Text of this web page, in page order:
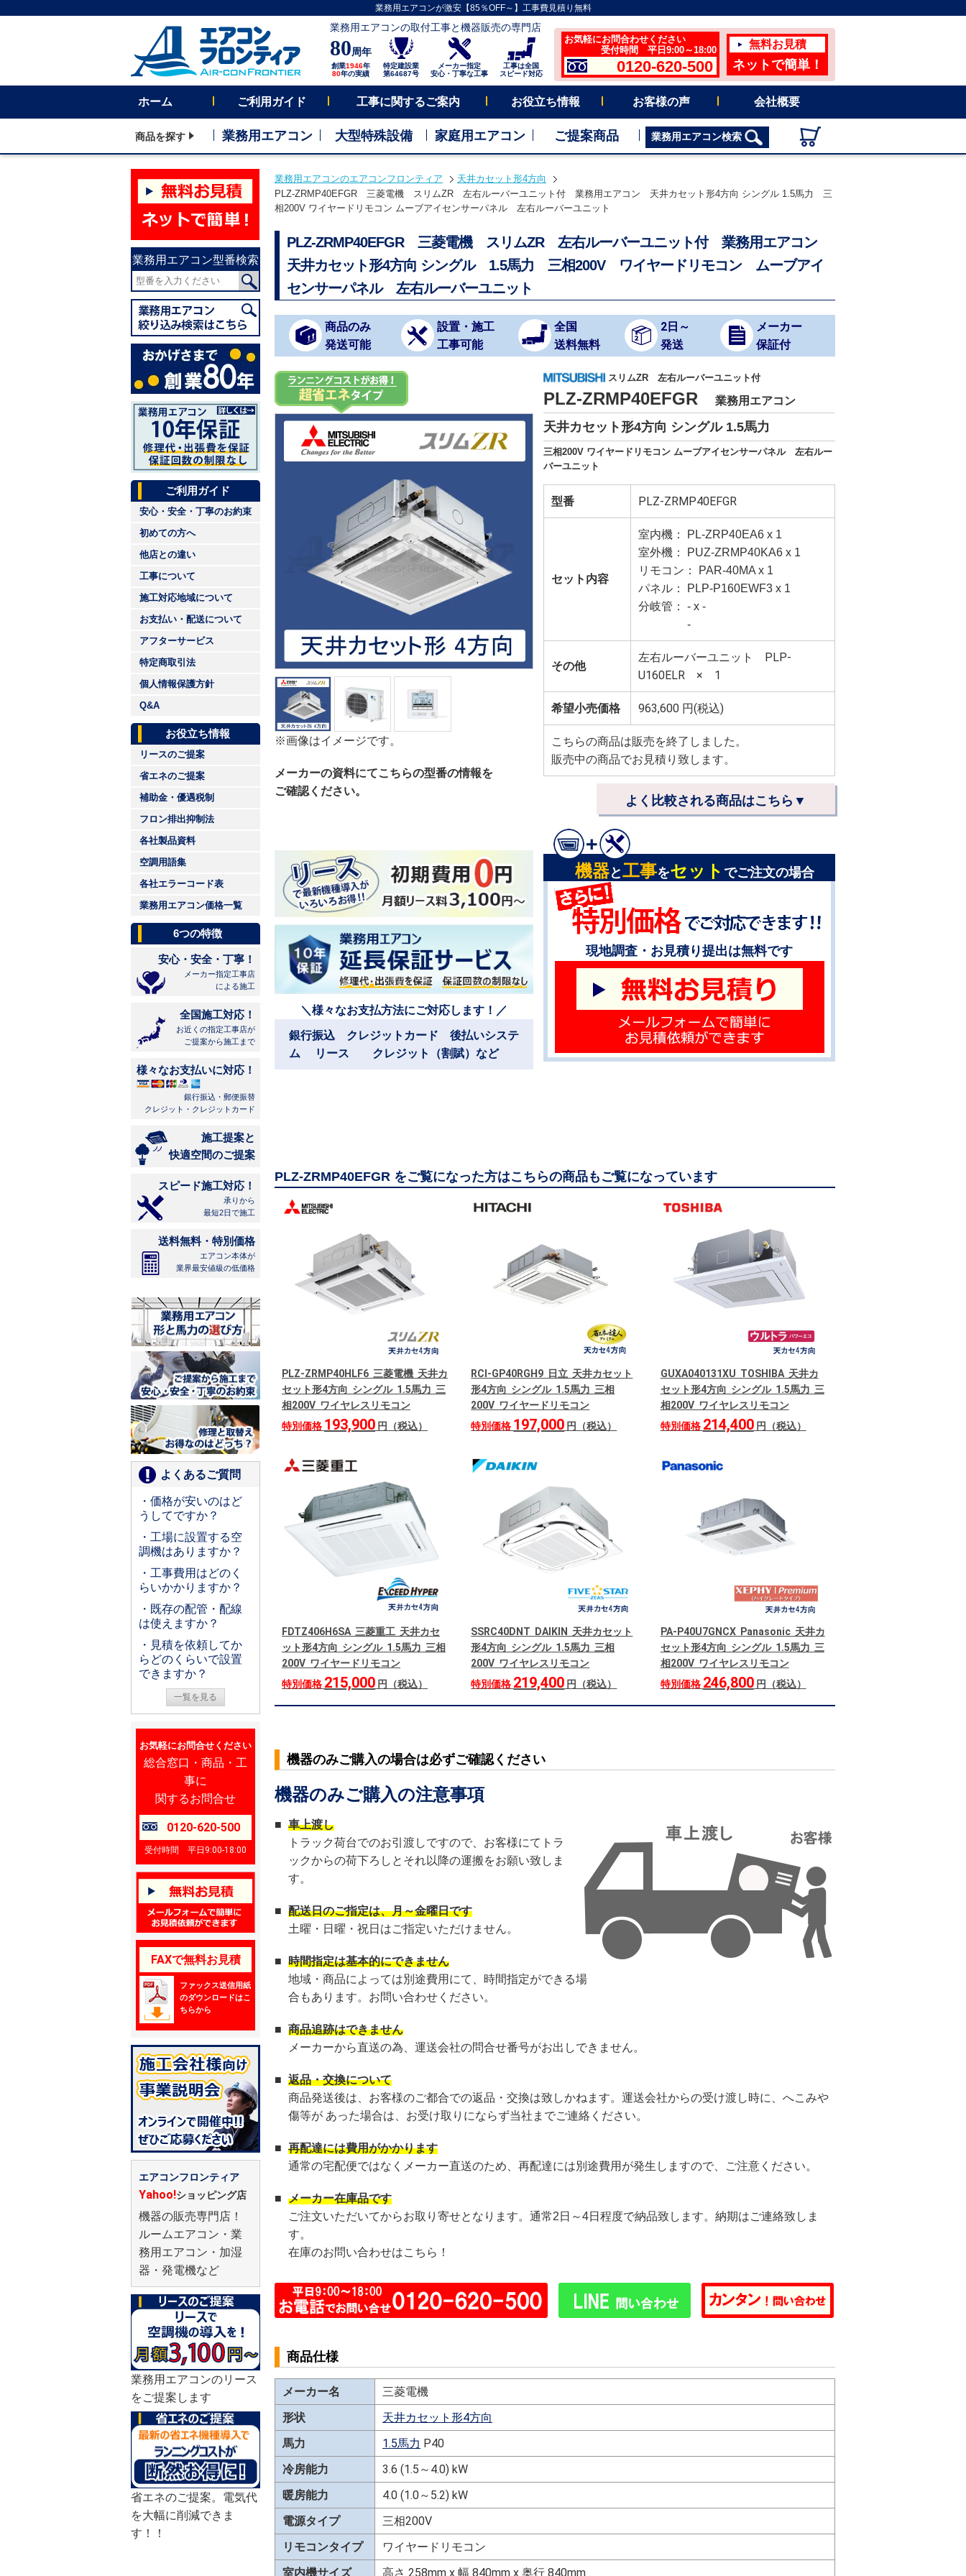
業務用エアコンが激安【85％OFF～】工事費見積り無料
業務用エアコンの取付工事と機器販売の専門店
80周年
創業1946年
80年の実績
特定建設業
第64687号
メーカー指定
安心・丁寧な工事
工事は全国
スピード対応
お気軽にお問合わせください
受付時間 平日9:00～18:00
0120-620-500
無料お見積
ネットで簡単！
ホーム ご利用ガイド 工事に関するご案内 お役立ち情報 お客様の声 会社概要
商品を探す 業務用エアコン 大型特殊設備 家庭用エアコン ご提案商品 業務用エアコン検索
業務用エアコン型番検索
ご利用ガイド
安心・安全・丁寧のお約束
初めての方へ
他店との違い
工事について
施工対応地域について
お支払い・配送について
アフターサービス
特定商取引法
個人情報保護方針
Q&A
お役立ち情報
リースのご提案
省エネのご提案
補助金・優遇税制
フロン排出抑制法
各社製品資料
空調用語集
各社エラーコード表
業務用エアコン価格一覧
6つの特徴
安心・安全・丁寧！
メーカー指定工事店
による施工
全国施工対応！
お近くの指定工事店が
ご提案から施工まで
様々なお支払いに対応！
銀行振込・郵便振替
クレジット・クレジットカード
施工提案と
快適空間のご提案
スピード施工対応！
承りから
最短2日で施工
送料無料・特別価格
エアコン本体が
業界最安値級の低価格
よくあるご質問
・価格が安いのはど
うしてですか？
・工場に設置する空
調機はありますか？
・工事費用はどのく
らいかかりますか？
・既存の配管・配線
は使えますか？
・見積を依頼してか
らどのくらいで設置
できますか？
一覧を見る
お気軽にお問合せください
総合窓口・商品・工
事に
関するお問合せ
0120-620-500
受付時間 平日9:00-18:00
FAXで無料お見積
ファックス送信用紙
のダウンロードはこ
ちらから
エアコンフロンティア
Yahoo!ショッピング店
機器の販売専門店！
ルームエアコン・業
務用エアコン・加湿
器・発電機など
業務用エアコンのリース
をご提案します
省エネのご提案。電気代
を大幅に削減できま
す！！
業務用エアコンのエアコンフロンティア
天井カセット形4方向
PLZ-ZRMP40EFGR 三菱電機 スリムZR 左右ルーバーユニット付 業務用エアコン 天井カセット形4方向 シングル 1.5馬力 三
相200V ワイヤードリモコン ムーブアイセンサーパネル 左右ルーバーユニット
PLZ-ZRMP40EFGR 三菱電機 スリムZR 左右ルーバーユニット付 業務用エアコン
天井カセット形4方向 シングル 1.5馬力 三相200V ワイヤードリモコン ムーブアイ
センサーパネル 左右ルーバーユニット
商品のみ
発送可能
設置・施工
工事可能
全国
送料無料
2日～
発送
メーカー
保証付
※画像はイメージです。
メーカーの資料にてこちらの型番の情報を
ご確認ください。
スリムZR 左右ルーバーユニット付
PLZ-ZRMP40EFGR 業務用エアコン
天井カセット形4方向 シングル 1.5馬力
三相200V ワイヤードリモコン ムーブアイセンサーパネル 左右ルー
バーユニット
型番 PLZ-ZRMP40EFGR
セット内容
室内機： PL-ZRP40EA6 x 1
室外機： PUZ-ZRMP40KA6 x 1
リモコン： PAR-40MA x 1
パネル： PLP-P160EWF3 x 1
分岐管： - x -
-
その他
左右ルーバーユニット PLP-
U160ELR × 1
希望小売価格 963,600 円(税込)
こちらの商品は販売を終了しました。
販売中の商品でお見積り致します。
よく比較される商品はこちら▼
＼様々なお支払方法にご対応します！／
銀行振込 クレジットカード 後払いシステ
ム リース クレジット（割賦）など
機器と工事をセット でご注文の場合
現地調査・お見積り提出は無料です
PLZ-ZRMP40EFGR をご覧になった方はこちらの商品もご覧になっています
PLZ-ZRMP40HLF6 三菱電機 天井カ
セット形4方向 シングル 1.5馬力 三
相200V ワイヤレスリモコン
特別価格 193,900 円（税込）
RCI-GP40RGH9 日立 天井カセット
形4方向 シングル 1.5馬力 三相
200V ワイヤードリモコン
特別価格 197,000 円（税込）
GUXA040131XU TOSHIBA 天井カ
セット形4方向 シングル 1.5馬力 三
相200V ワイヤレスリモコン
特別価格 214,400円（税込）
FDTZ406H6SA 三菱重工 天井カセ
ット形4方向 シングル 1.5馬力 三相
200V ワイヤードリモコン
特別価格 215,000 円（税込）
SSRC40DNT DAIKIN 天井カセット
形4方向 シングル 1.5馬力 三相
200V ワイヤレスリモコン
特別価格 219,400 円（税込）
PA-P40U7GNCX Panasonic 天井カ
セット形4方向 シングル 1.5馬力 三
相200V ワイヤレスリモコン
特別価格 246,800円（税込）
機器のみご購入の場合は必ずご確認ください
機器のみご購入の注意事項
■ 車上渡し
トラック荷台でのお引渡しですので、お客様にてトラ
ックからの荷下ろしとそれ以降の運搬をお願い致しま
す。
■ 配送日のご指定は、月～金曜日です
土曜・日曜・祝日はご指定いただけません。
■ 時間指定は基本的にできません
地域・商品によっては別途費用にて、時間指定ができる場
合もあります。お問い合わせください。
■ 商品追跡はできません
メーカーから直送の為、運送会社の問合せ番号がお出しできません。
■ 返品・交換について
商品発送後は、お客様のご都合での返品・交換は致しかねます。運送会社からの受け渡し時に、へこみや
傷等が あった場合は、お受け取りにならず当社までご連絡ください。
■ 再配達には費用がかかります
通常の宅配便ではなくメーカー直送のため、再配達には別途費用が発生しますので、ご注意ください。
■ メーカー在庫品です
ご注文いただいてからお取り寄せとなります。通常2日～4日程度で納品致します。納期はご連絡致しま
す。
在庫のお問い合わせはこちら！
商品仕様
メーカー名
三菱電機
形状
天井カセット形4方向
馬力
1.5馬力 P40
冷房能力
3.6 (1.5～4.0) kW
暖房能力
4.0 (1.0～5.2) kW
電源タイプ
三相200V
リモコンタイプ
ワイヤードリモコン
室内機サイズ
高さ 258mm x 幅 840mm x 奥行 840mm